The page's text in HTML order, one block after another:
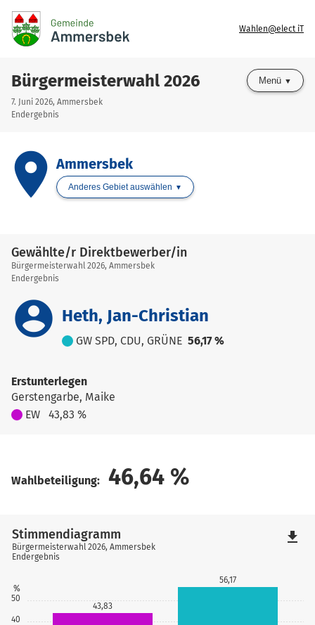
Wahlen@elect iT
Bürgermeisterwahl 2026
7. Juni 2026, Ammersbek
Endergebnis
Menü
placeAmmersbek
Anderes Gebiet auswählen
Gewählte/r Direktbewerber/in
Bürgermeisterwahl 2026, Ammersbek
Endergebnis
account_circle Heth, Jan-Christian
GW SPD, CDU, GRÜNE 56,17 %
Erstunterlegen
Gerstengarbe, Maike
EW
43,83 %
Wahlbeteiligung: 46,64 %
40
50
%
43,83
56,17
Stimmendiagramm
Bürgermeisterwahl 2026, Ammersbek
Endergebnis
file_download